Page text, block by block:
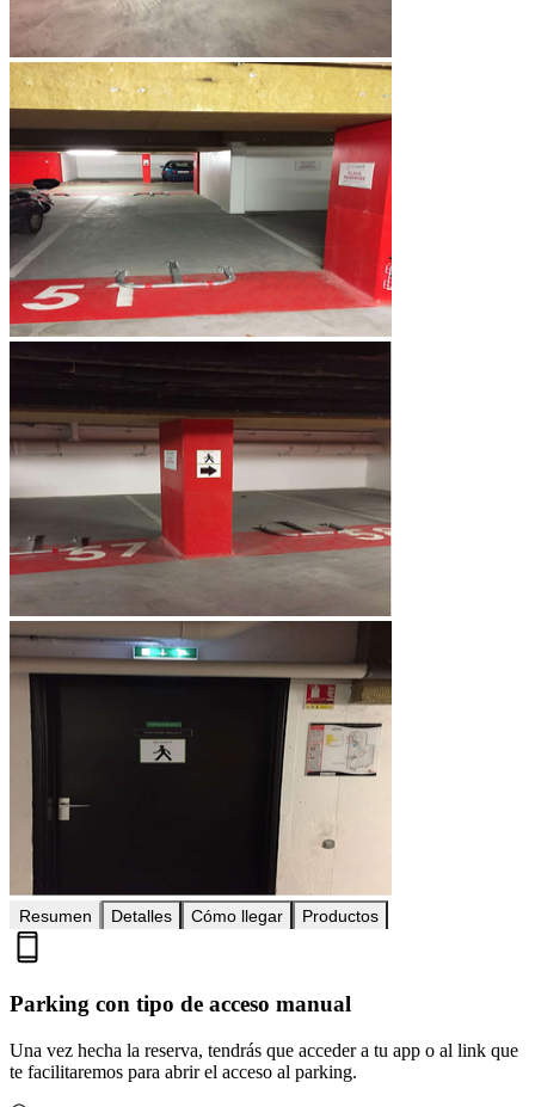
Resumen Detalles Cómo llegar Productos
Parking con tipo de acceso manual
Una vez hecha la reserva, tendrás que acceder a tu app o al link que
te facilitaremos para abrir el acceso al parking.